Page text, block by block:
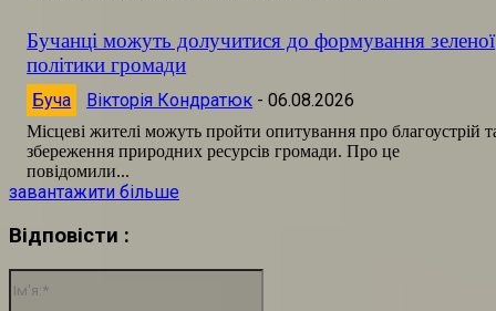
Бучанці можуть долучитися до формування зеленої
політики громади
Буча Вікторія Кондратюк - 06.08.2026
Місцеві жителі можуть пройти опитування про благоустрій
збереження природних ресурсів громади. Про це
повідомили...
завантажити більше
Відповісти :